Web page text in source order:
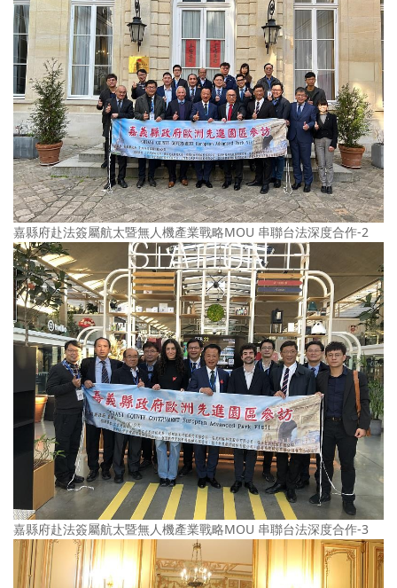
嘉縣府赴法簽屬航太暨無人機產業戰略MOU 串聯台法深度合作-2
嘉縣府赴法簽屬航太暨無人機產業戰略MOU 串聯台法深度合作-3